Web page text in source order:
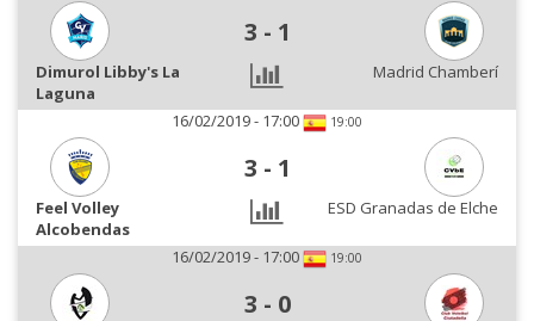
3 - 1
Dimurol Libby's La
Laguna
Madrid Chamberí
16/02/2019 - 17:00 19:00
3 - 1
Feel Volley
Alcobendas
ESD Granadas de Elche
16/02/2019 - 17:00 19:00
3 - 0